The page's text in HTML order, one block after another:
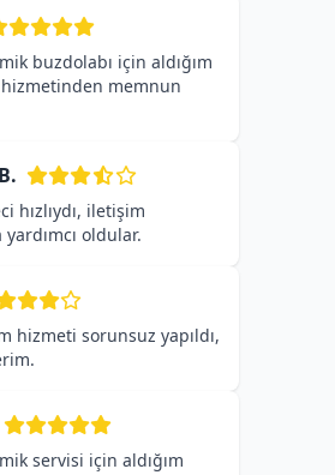
buzdolabı için aldığım
memnun
hızlıydı, iletişim
oldular.
hizmeti sorunsuz yapıldı,
servisi için aldığım